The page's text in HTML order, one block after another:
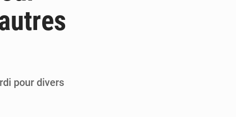
appellent à la vigilance
pour divers